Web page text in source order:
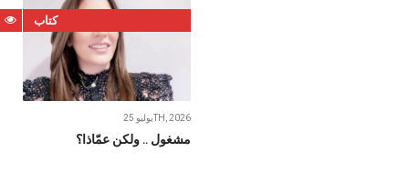
كتاب
يوليو 25TH, 2026
مشغول‭ .. ‬ولكن‭ ‬عمّاذا؟